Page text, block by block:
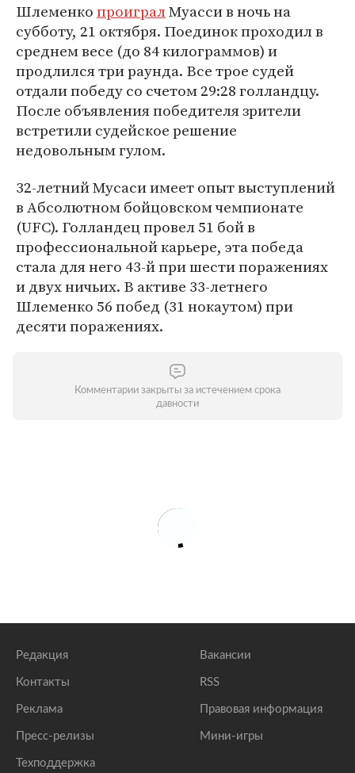
ШлеменкопроигралМуасси в ночь на
субботу, 21 октября. Поединок проходил в
среднем весе (до 84 килограммов) и
продлился три раунда. Все трое судей
отдали победу со счетом 29:28 голландцу.
После объявления победителя зрители
встретили судейское решение
недовольным гулом.
32-летний Мусаси имеет опыт выступлений
в Абсолютном бойцовском чемпионате
(UFC). Голландец провел 51 бой в
профессиональной карьере, эта победа
стала для него 43-й при шести поражениях
и двух ничьих. В активе 33-летнего
Шлеменко 56 побед (31 нокаутом) при
десяти поражениях.
Комментарии закрыты за истечением срока
давности
Редакция
Контакты
Реклама
Пресс-релизы
Техподдержка
Вакансии
RSS
Правовая информация
Мини-игры